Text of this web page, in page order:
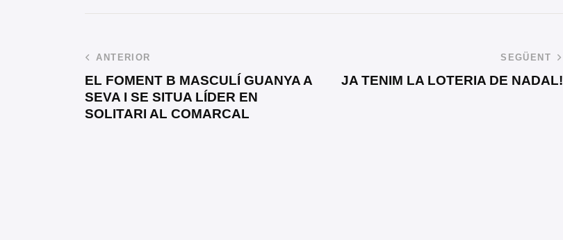
ANTERIOR
EL FOMENT B MASCULÍ GUANYA A
SEVA I SE SITUA LÍDER EN
SOLITARI AL COMARCAL
SEGÜENT
JA TENIM LA LOTERIA DE NADAL!